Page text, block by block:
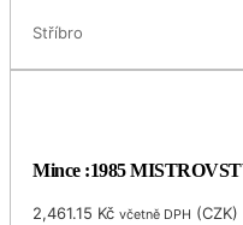
Stříbro
Mince :1985
2,461.15 Kč včetně DPH (CZK)